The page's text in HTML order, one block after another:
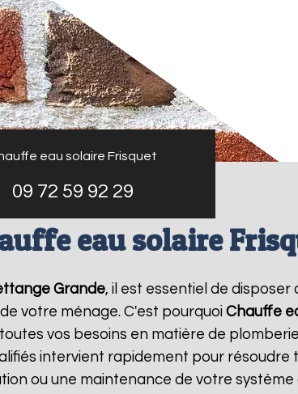
eau solaire Frisquet
09 72 59 92 29
eau solaire
Grande, il est essentiel de
votre ménage. C'est pourquoi Chauffe
vos besoins en matière de
intervient rapidement pour résoudre
ou une maintenance de votre